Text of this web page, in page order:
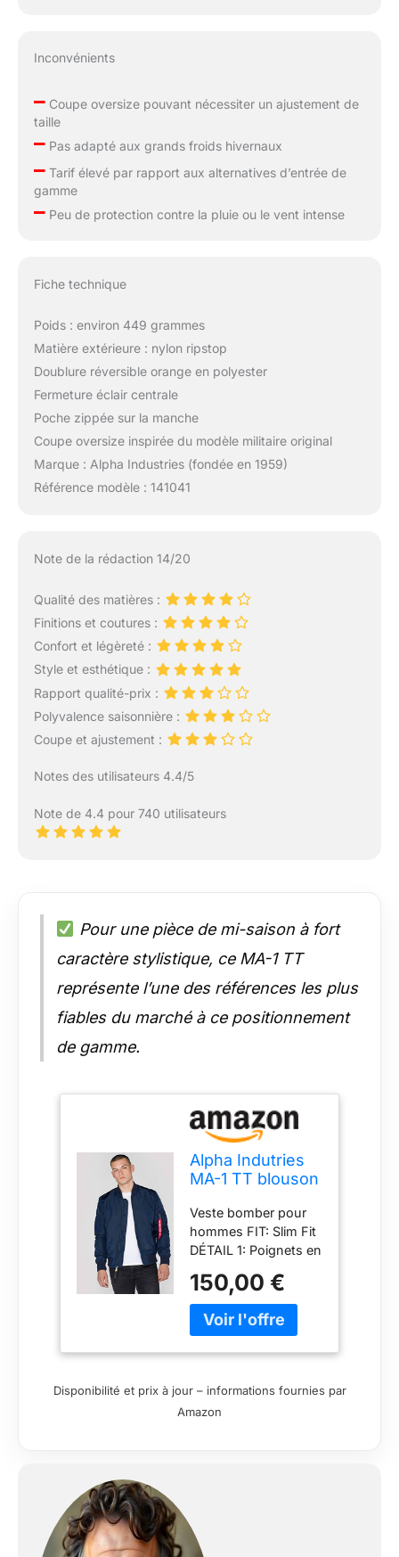
Inconvénients
–Coupe oversize pouvant nécessiter un ajustement de
taille
–Pas adapté aux grands froids hivernaux
–Tarif élevé par rapport aux alternatives d’entrée de
gamme
–Peu de protection contre la pluie ou le vent intense
Fiche technique
Poids : environ 449 grammes
Matière extérieure : nylon ripstop
Doublure réversible orange en polyester
Fermeture éclair centrale
Poche zippée sur la manche
Coupe oversize inspirée du modèle militaire original
Marque : Alpha Industries (fondée en 1959)
Référence modèle : 141041
Note de la rédaction 14/20
Qualité des matières :
Finitions et coutures :
Confort et légèreté :
Style et esthétique :
Rapport qualité-prix :
Polyvalence saisonnière :
Coupe et ajustement :
Notes des utilisateurs 4.4/5
Note de 4.4 pour 740 utilisateurs
Pour une pièce de mi-saison à fort
caractère stylistique, ce MA-1 TT
représente l’une des références les plus
fiables du marché à ce positionnement
de gamme.
Alpha Indutries
MA-1 TT blouson
homme Rep.Blue
Veste bomber pour
hommes FIT: Slim Fit
DÉTAIL 1: Poignets en
"Remove Before
Flight" (supprimer
avant le vol)
150,00 €
Disponibilité et prix à jour – informations fournies par
Amazon